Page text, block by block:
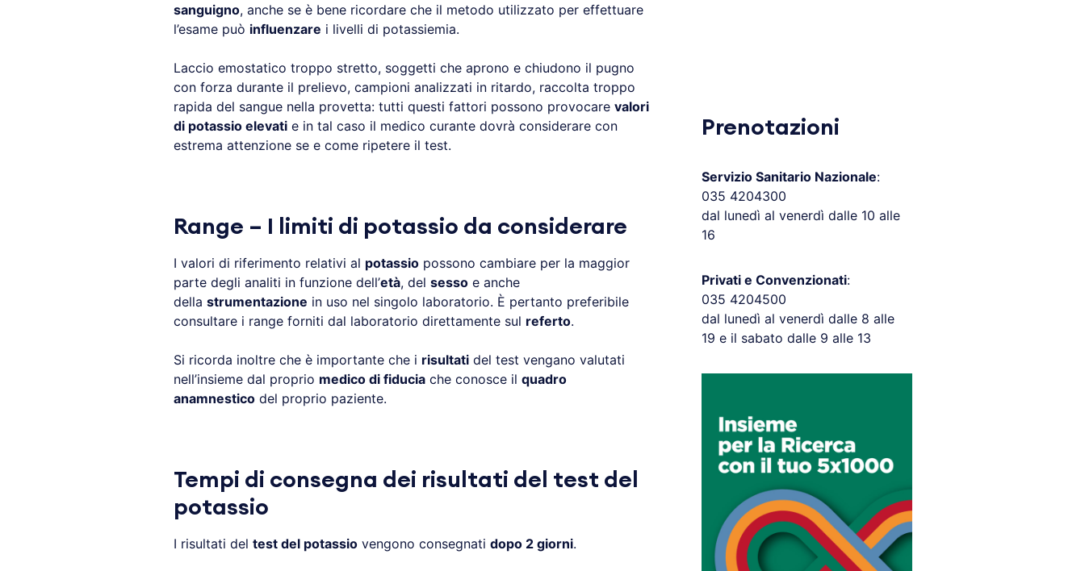
sanguigno, anche se è bene ricordare che il metodo utilizzato per effettuare
l’esame può influenzare i livelli di potassiemia.
Laccio emostatico troppo stretto, soggetti che aprono e chiudono il pugno
con forza durante il prelievo, campioni analizzati in ritardo, raccolta troppo
rapida del sangue nella provetta: tutti questi fattori possono provocare valori
di potassio elevatie in tal caso il medico curante dovrà considerare con
estrema attenzione se e come ripetere il test.
Range – I limiti di potassio da considerare
I valori di riferimento relativi al potassiopossono cambiare per la maggior
parte degli analiti in funzione dell’età, del sessoe anche
della strumentazione in uso nel singolo laboratorio. È pertanto preferibile
consultare i range forniti dal laboratorio direttamente sul referto.
Si ricorda inoltre che è importante che i risultatidel test vengano valutati
nell’insieme dal proprio medico di fiduciache conosce il quadro
anamnesticodel proprio paziente.
Tempi di consegna dei risultati del test del
potassio
I risultati del test del potassiovengono consegnati dopo 2 giorni.
Prenotazioni
Servizio Sanitario Nazionale:
035 4204300
dal lunedì al venerdì dalle 10 alle
16
Privati e Convenzionati:
035 4204500
dal lunedì al venerdì dalle 8 alle
19 e il sabato dalle 9 alle 13